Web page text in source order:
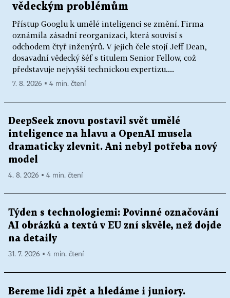
vědeckým problémům
Přístup Googlu k umělé inteligenci se změní. Firma
oznámila zásadní reorganizaci, která souvisí s
odchodem čtyř inženýrů. V jejich čele stojí Jeff Dean,
dosavadní vědecký šéf s titulem Senior Fellow, což
představuje nejvyšší technickou expertizu....
7. 8. 2026 ▪ 4 min. čtení
DeepSeek znovu postavil svět umělé
inteligence na hlavu a OpenAI musela
dramaticky zlevnit. Ani nebyl potřeba nový
model
4. 8. 2026 ▪ 4 min. čtení
Týden s technologiemi: Povinné označování
AI obrázků a textů v EU zní skvěle, než dojde
na detaily
31. 7. 2026 ▪ 4 min. čtení
Bereme lidi zpět a hledáme i juniory.